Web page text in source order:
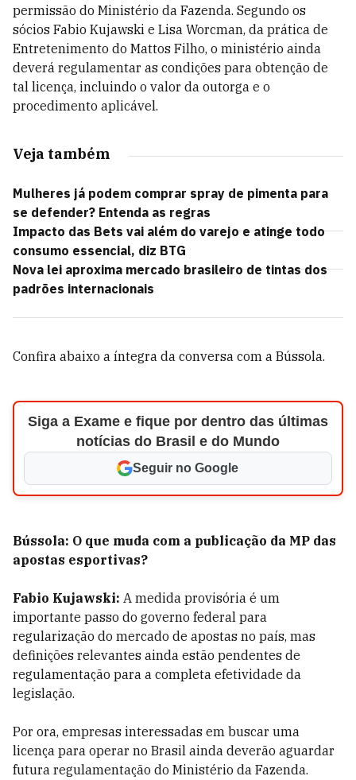
permissão do Ministério da Fazenda. Segundo os
sócios Fabio Kujawski e Lisa Worcman, da prática de
Entretenimento do Mattos Filho, o ministério ainda
deverá regulamentar as condições para obtenção de
tal licença, incluindo o valor da outorga e o
procedimento aplicável.
Veja também
Mulheres já podem comprar spray de pimenta para
se defender? Entenda as regras
Impacto das Bets vai além do varejo e atinge todo
consumo essencial, diz BTG
Nova lei aproxima mercado brasileiro de tintas dos
padrões internacionais
Confira abaixo a íntegra da conversa com a Bússola.
Siga a Exame e fique por dentro das últimas
notícias do Brasil e do Mundo
Seguir no Google
Bússola: O que muda com a publicação da MP das
apostas esportivas?
Fabio Kujawski: A medida provisória é um
importante passo do governo federal para
regularização do mercado de apostas no país, mas
definições relevantes ainda estão pendentes de
regulamentação para a completa efetividade da
legislação.
Por ora, empresas interessadas em buscar uma
licença para operar no Brasil ainda deverão aguardar
futura regulamentação do Ministério da Fazenda.